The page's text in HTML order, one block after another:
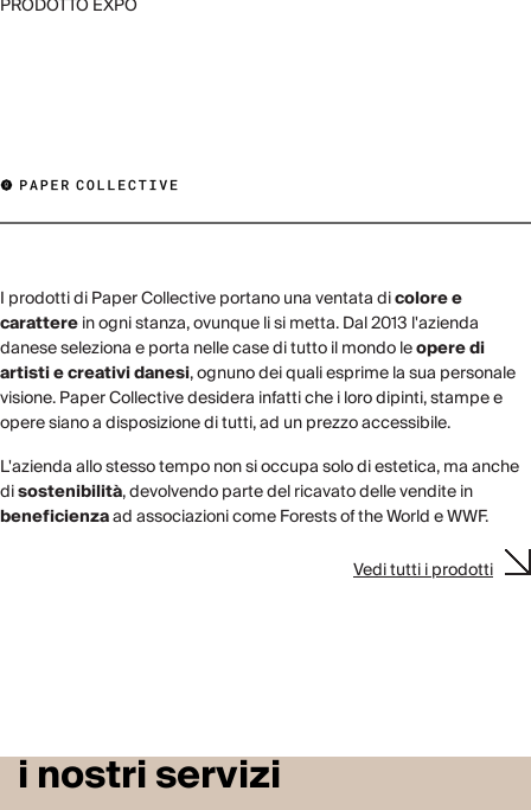
PRODOTTO EXPO
I prodotti di Paper Collective portano una ventata dicolore e
caratterein ogni stanza, ovunque li si metta. Dal 2013 l'azienda
danese seleziona e porta nelle case di tutto il mondo leopere di
artisti e creativi danesi, ognuno dei quali esprime la sua personale
visione. Paper Collective desidera infatti che i loro dipinti, stampe e
opere siano a disposizione di tutti, ad un prezzo accessibile.
L'azienda allo stesso tempo non si occupa solo di estetica, ma anche
disostenibilità, devolvendo parte del ricavato delle vendite in
beneficienzaad associazioni come Forests of the World e WWF.
Vedi tutti i prodotti
i nostri servizi